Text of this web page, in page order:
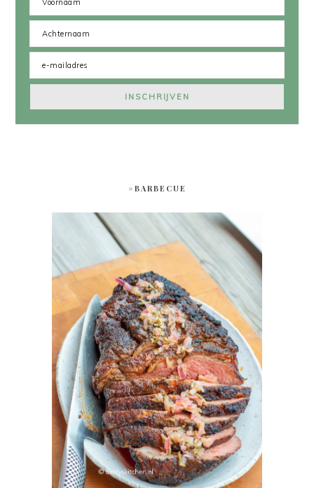
#BARBECUE